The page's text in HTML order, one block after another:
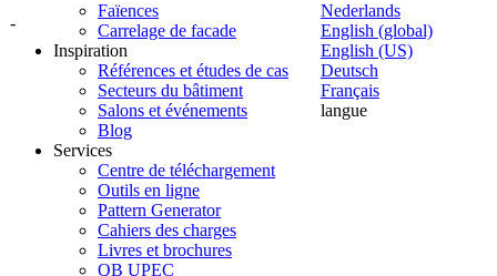
-
Nederlands
English (global)
English (US)
Deutsch
Français
langue
Faïences
Carrelage de facade
Inspiration
Références et études de cas
Secteurs du bâtiment
Salons et événements
Blog
Services
Centre de téléchargement
Outils en ligne
Pattern Generator
Cahiers des charges
Livres et brochures
QB UPEC